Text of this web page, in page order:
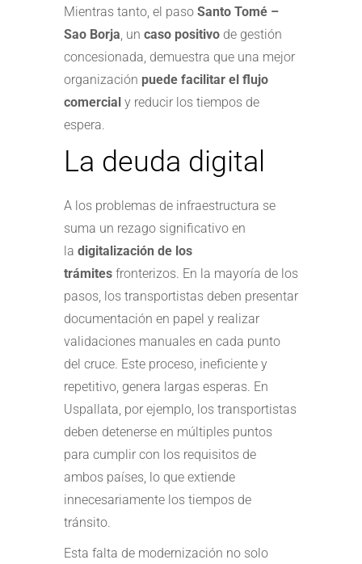
Mientras tanto, el paso Santo Tomé –
Sao Borja , un caso positivo de gestión
concesionada, demuestra que una mejor
organización puede facilitar el flujo
comercial y reducir los tiempos de
espera.
La deuda digital
A los problemas de infraestructura se
suma un rezago significativo en
la digitalización de los
trámites fronterizos. En la mayoría de los
pasos, los transportistas deben presentar
documentación en papel y realizar
validaciones manuales en cada punto
del cruce. Este proceso, ineficiente y
repetitivo, genera largas esperas. En
Uspallata, por ejemplo, los transportistas
deben detenerse en múltiples puntos
para cumplir con los requisitos de
ambos países, lo que extiende
innecesariamente los tiempos de
tránsito.
Esta falta de modernización no solo